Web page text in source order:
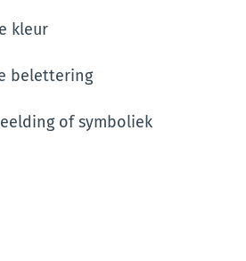
kleur
belettering
of symboliek